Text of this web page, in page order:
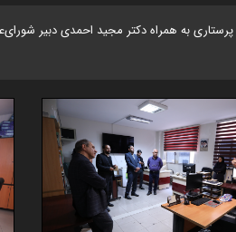
به همراه دکتر مجید احمدی دبیر